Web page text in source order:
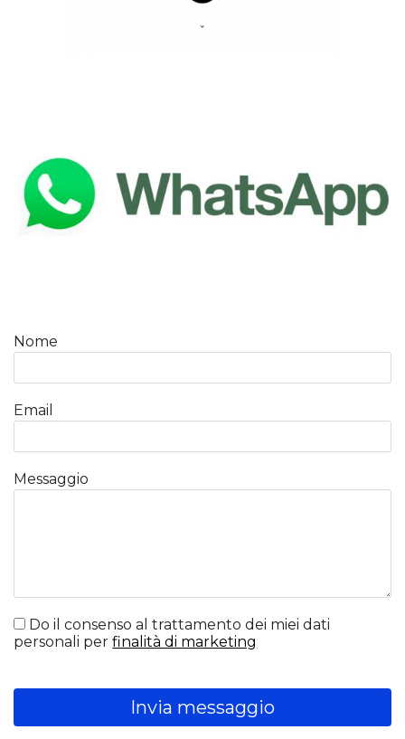
Nome
Email
Messaggio
Do il consenso al trattamento dei miei dati
personali perfinalità di marketing
Invia messaggio